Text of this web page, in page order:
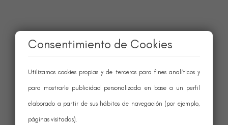
Consentimiento de Cookies
Utilizamos cookies propias y de terceros para fines analíticos y
para mostrarle publicidad personalizada en base a un perfil
elaborado a partir de sus hábitos de navegación (por ejemplo,
páginas visitadas).